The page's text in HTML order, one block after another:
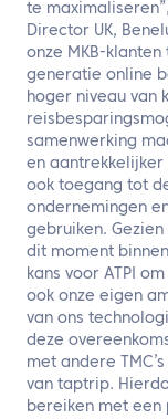
te
Director UK,
onze MKB-
generatie online
hoger niveau van
samenwerking
en aantrekkelijker
ook toegang tot
ondernemingen
gebruiken.
dit moment
kans voor ATPI
ook onze eigen
van ons
deze
met andere
van taptrip.
bereiken met